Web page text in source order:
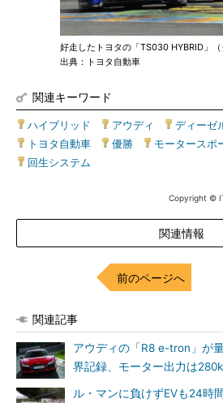
好走したトヨタの「TS030 HYBRID」（
出典：トヨタ自動車
関連キーワード
ハイブリッド アウディ ディーゼ
トヨタ自動車
優勝 モータースポ
回生システム
Copyright ©
関連情報
前のページへ
関連記事
アウディの「R8 e-tron」が
界記録、モーター出力は
ル・マンに負けずEVも24時